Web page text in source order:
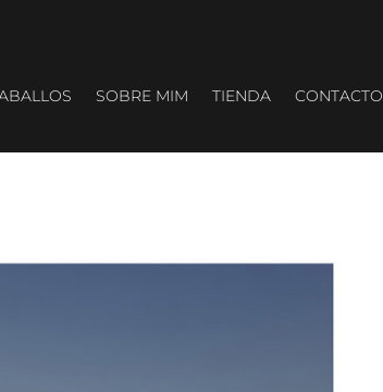
SOBRE MIM TIENDA CONTACTO